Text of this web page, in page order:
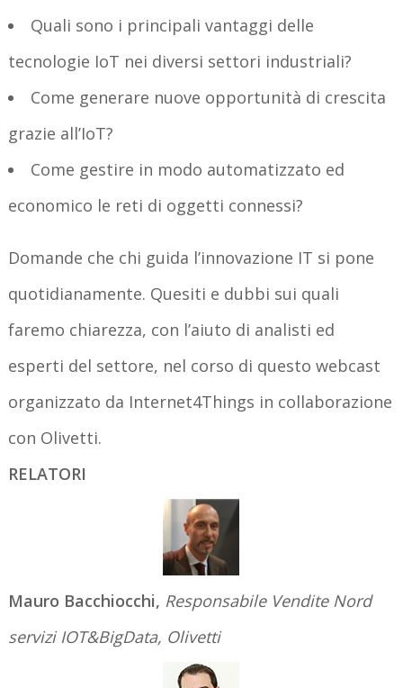
Quali sono i principali vantaggi delle
tecnologie IoT nei diversi settori industriali?
Come generare nuove opportunità di crescita
grazie all’IoT?
Come gestire in modo automatizzato ed
economico le reti di oggetti connessi?
Domande che chi guida l’innovazione IT si pone
quotidianamente. Quesiti e dubbi sui quali
faremo chiarezza, con l’aiuto di analisti ed
esperti del settore, nel corso di questo webcast
organizzato da Internet4Things in collaborazione
con Olivetti.
RELATORI
Mauro Bacchiocchi, Responsabile Vendite Nord
servizi IOT&BigData, Olivetti